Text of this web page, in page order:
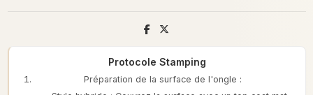
Protocole Stamping
Préparation de la surface de l'ongle :